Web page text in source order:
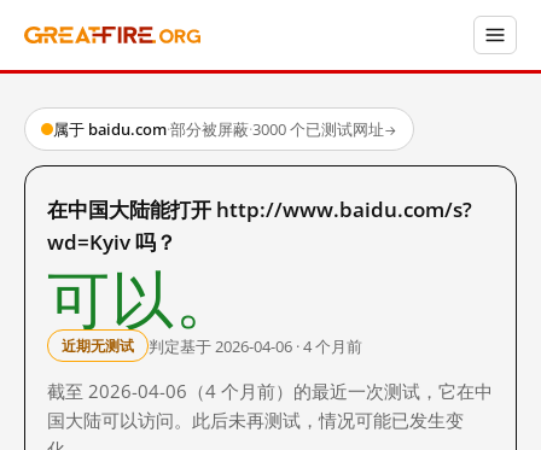
属于 baidu.com·部分被屏蔽·3000 个已测试网址→
在中国大陆能打开 http://www.baidu.com/s?
wd=Kyiv 吗？
可以。
近期无测试 判定基于 2026-04-06 · 4 个月前
截至 2026-04-06（4 个月前）的最近一次测试，它在中
国大陆可以访问。此后未再测试，情况可能已发生变